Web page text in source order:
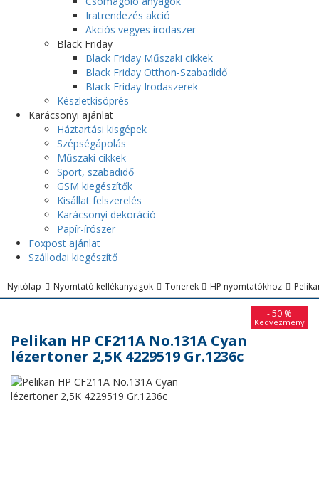
Iratrendezés akció
Akciós vegyes irodaszer
Black Friday
Black Friday Műszaki cikkek
Black Friday Otthon-Szabadidő
Black Friday Irodaszerek
Készletkisöprés
Karácsonyi ajánlat
Háztartási kisgépek
Szépségápolás
Műszaki cikkek
Sport, szabadidő
GSM kiegészítők
Kisállat felszerelés
Karácsonyi dekoráció
Papír-írószer
Foxpost ajánlat
Szállodai kiegészítő
Nyitólap Nyomtató kellékanyagok Tonerek HP nyomtatókhoz
- 50 %
Kedvezmény
Pelikan HP CF211A No.131A Cyan
lézertoner 2,5K 4229519 Gr.1236c